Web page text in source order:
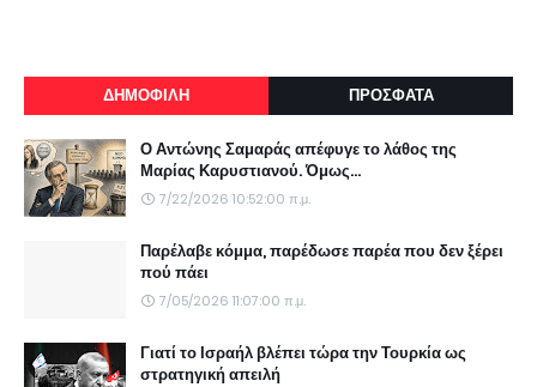
ΔΗΜΟΦΙΛΗ ΠΡΟΣΦΑΤΑ
Ο Αντώνης Σαμαράς απέφυγε το λάθος της
Μαρίας Καρυστιανού. Όμως...
7/22/2026 10:52:00 π.μ.
Παρέλαβε κόμμα, παρέδωσε παρέα που δεν ξέρει
πού πάει
7/05/2026 11:07:00 π.μ.
Γιατί το Ισραήλ βλέπει τώρα την Τουρκία ως
στρατηγική απειλή